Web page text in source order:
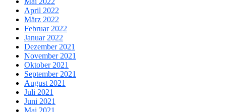
April 2022
März 2022
Februar 2022
Januar 2022
Dezember 2021
November 2021
Oktober 2021
September 2021
August 2021
Juli 2021
Juni 2021
Mai 2021